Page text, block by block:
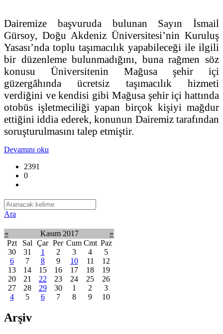
Dairemize başvuruda bulunan Sayın İsmail
Gürsoy, Doğu Akdeniz Üniversitesi’nin Kuruluş
Yasası’nda toplu taşımacılık yapabileceği ile ilgili
bir düzenleme bulunmadığını, buna rağmen söz
konusu Üniversitenin Mağusa şehir içi
güzergâhında ücretsiz taşımacılık hizmeti
verdiğini ve kendisi gibi Mağusa şehir içi hattında
otobüs işletmeciliği yapan birçok kişiyi mağdur
ettiğini iddia ederek, konunun Dairemiz tarafından
soruşturulmasını talep etmiştir.
Devamını oku
2391
0
Ara
« Kasım 2017
»
Pzt
Sal Çar Per Cum Cmt Paz
30
31 1 2 3 4
5
6
7 8 9 10 11
12
13
14 15 16 17 18
19
20
21 22 23 24 25
26
27
28 29 30 1 2
3
4
5 6 7 8 9 10
Arşiv